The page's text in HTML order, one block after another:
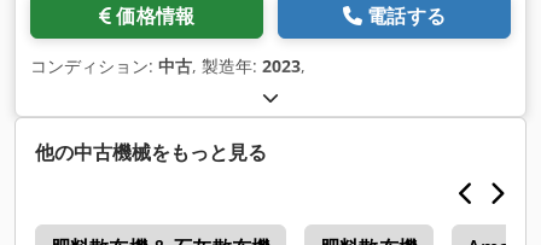
価格情報 電話する
コンディション: 中古, 製造年: 2023,
他の中古機械をもっと見る